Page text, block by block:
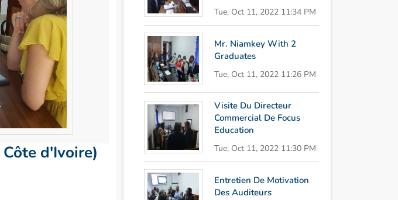
d'Ivoire)
Tue, Oct 11, 2022 11:34 PM
Mr. Niamkey With 2
Graduates
Tue, Oct 11, 2022 11:26 PM
Visite Du Directeur
Commercial De Focus
Education
Tue, Oct 11, 2022 11:30 PM
Entretien De Motivation
Des Auditeurs